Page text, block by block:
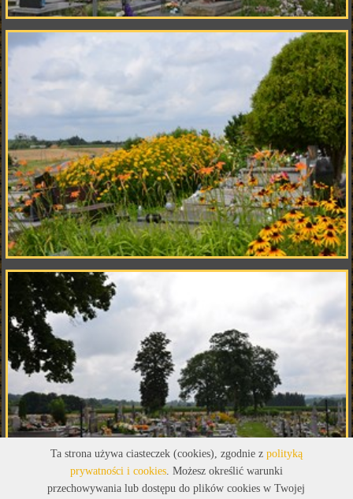
Ta strona używa ciasteczek (cookies), zgodnie z polityką
prywatności i cookies. Możesz określić warunki
przechowywania lub dostępu do plików cookies w Twojej